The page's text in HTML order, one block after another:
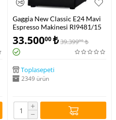
Gaggia New Classic E24 Mavi
Espresso Makinesi RI9481/15
33.50000₺39.39900 ₺
Toplasepeti
2349 ürün
+
−